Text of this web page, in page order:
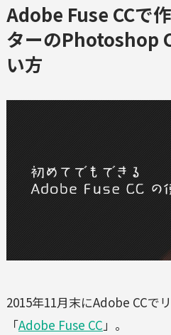
Adobe Fuse CCで
ターのPhotoshop
い方
2015年11月末にAdobe CCで
「Adobe Fuse CC」。